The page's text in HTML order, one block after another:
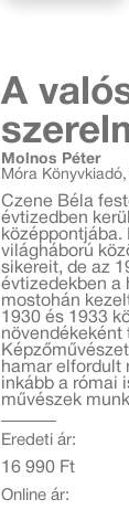
A
Czene
Molnos Péter
Móra
Czene Béla
évtizedben
középpontjába.
világháború
sikereit, de az
évtizedekben a
mostohán
1930 és 1933
növendékeként
hamar elfordult
inkább a római
művészek
Eredeti ár:
16 990 Ft
Online ár: